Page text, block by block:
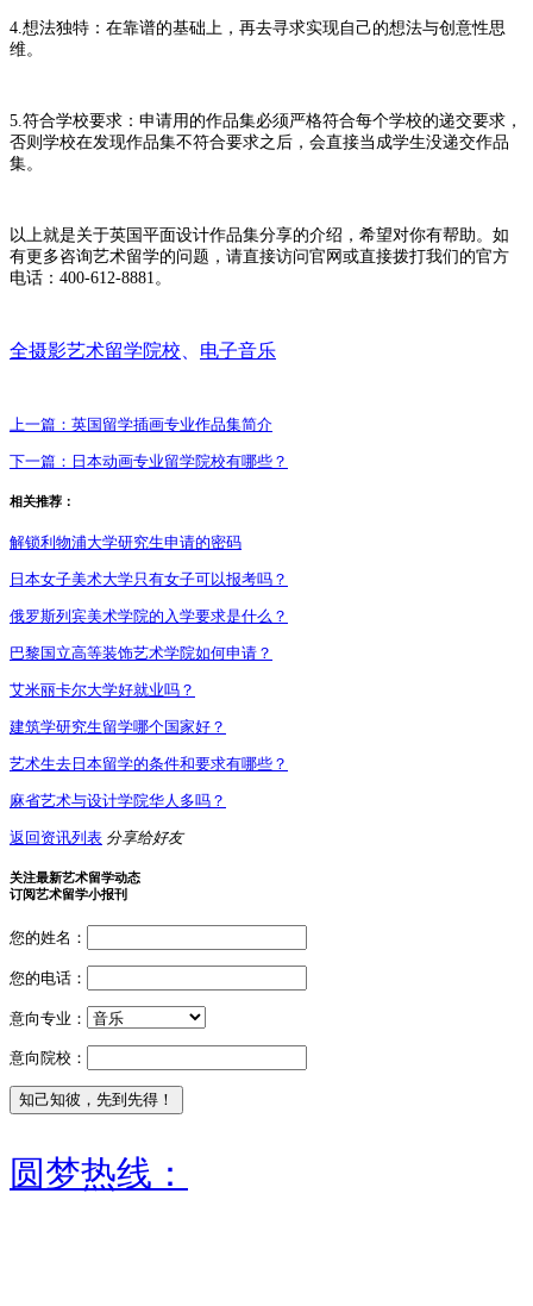
4.想法独特：在靠谱的基础上，再去寻求实现自己的想法与创意性思
维。
5.符合学校要求：申请用的作品集必须严格符合每个学校的递交要求，
否则学校在发现作品集不符合要求之后，会直接当成学生没递交作品
集。
以上就是关于英国平面设计作品集分享的介绍，希望对你有帮助。如
有更多咨询艺术留学的问题，请直接访问官网或直接拨打我们的官方
电话：400-612-8881。
全摄影艺术留学院校 电子音乐
上一篇： 英国留学插画专业作品集简介
下一篇： 日本动画专业留学院校有哪些？
相关推荐：
解锁利物浦大学研究生申请的密码
日本女子美术大学只有女子可以报考吗？
俄罗斯列宾美术学院的入学要求是什么？
巴黎国立高等装饰艺术学院如何申请？
艾米丽卡尔大学好就业吗？
建筑学研究生留学哪个国家好？
艺术生去日本留学的条件和要求有哪些？
麻省艺术与设计学院华人多吗？
返回资讯列表 分享给好友
关注最新艺术留学动态
订阅艺术留学小报刊
您的姓名：
您的电话：
意向专业：
意向院校：
圆梦热线：